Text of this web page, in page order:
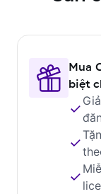
Mua
biệt